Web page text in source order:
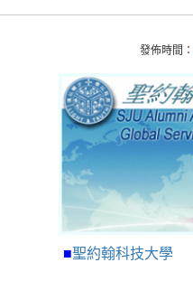
發佈時間：
■聖約翰科技大學